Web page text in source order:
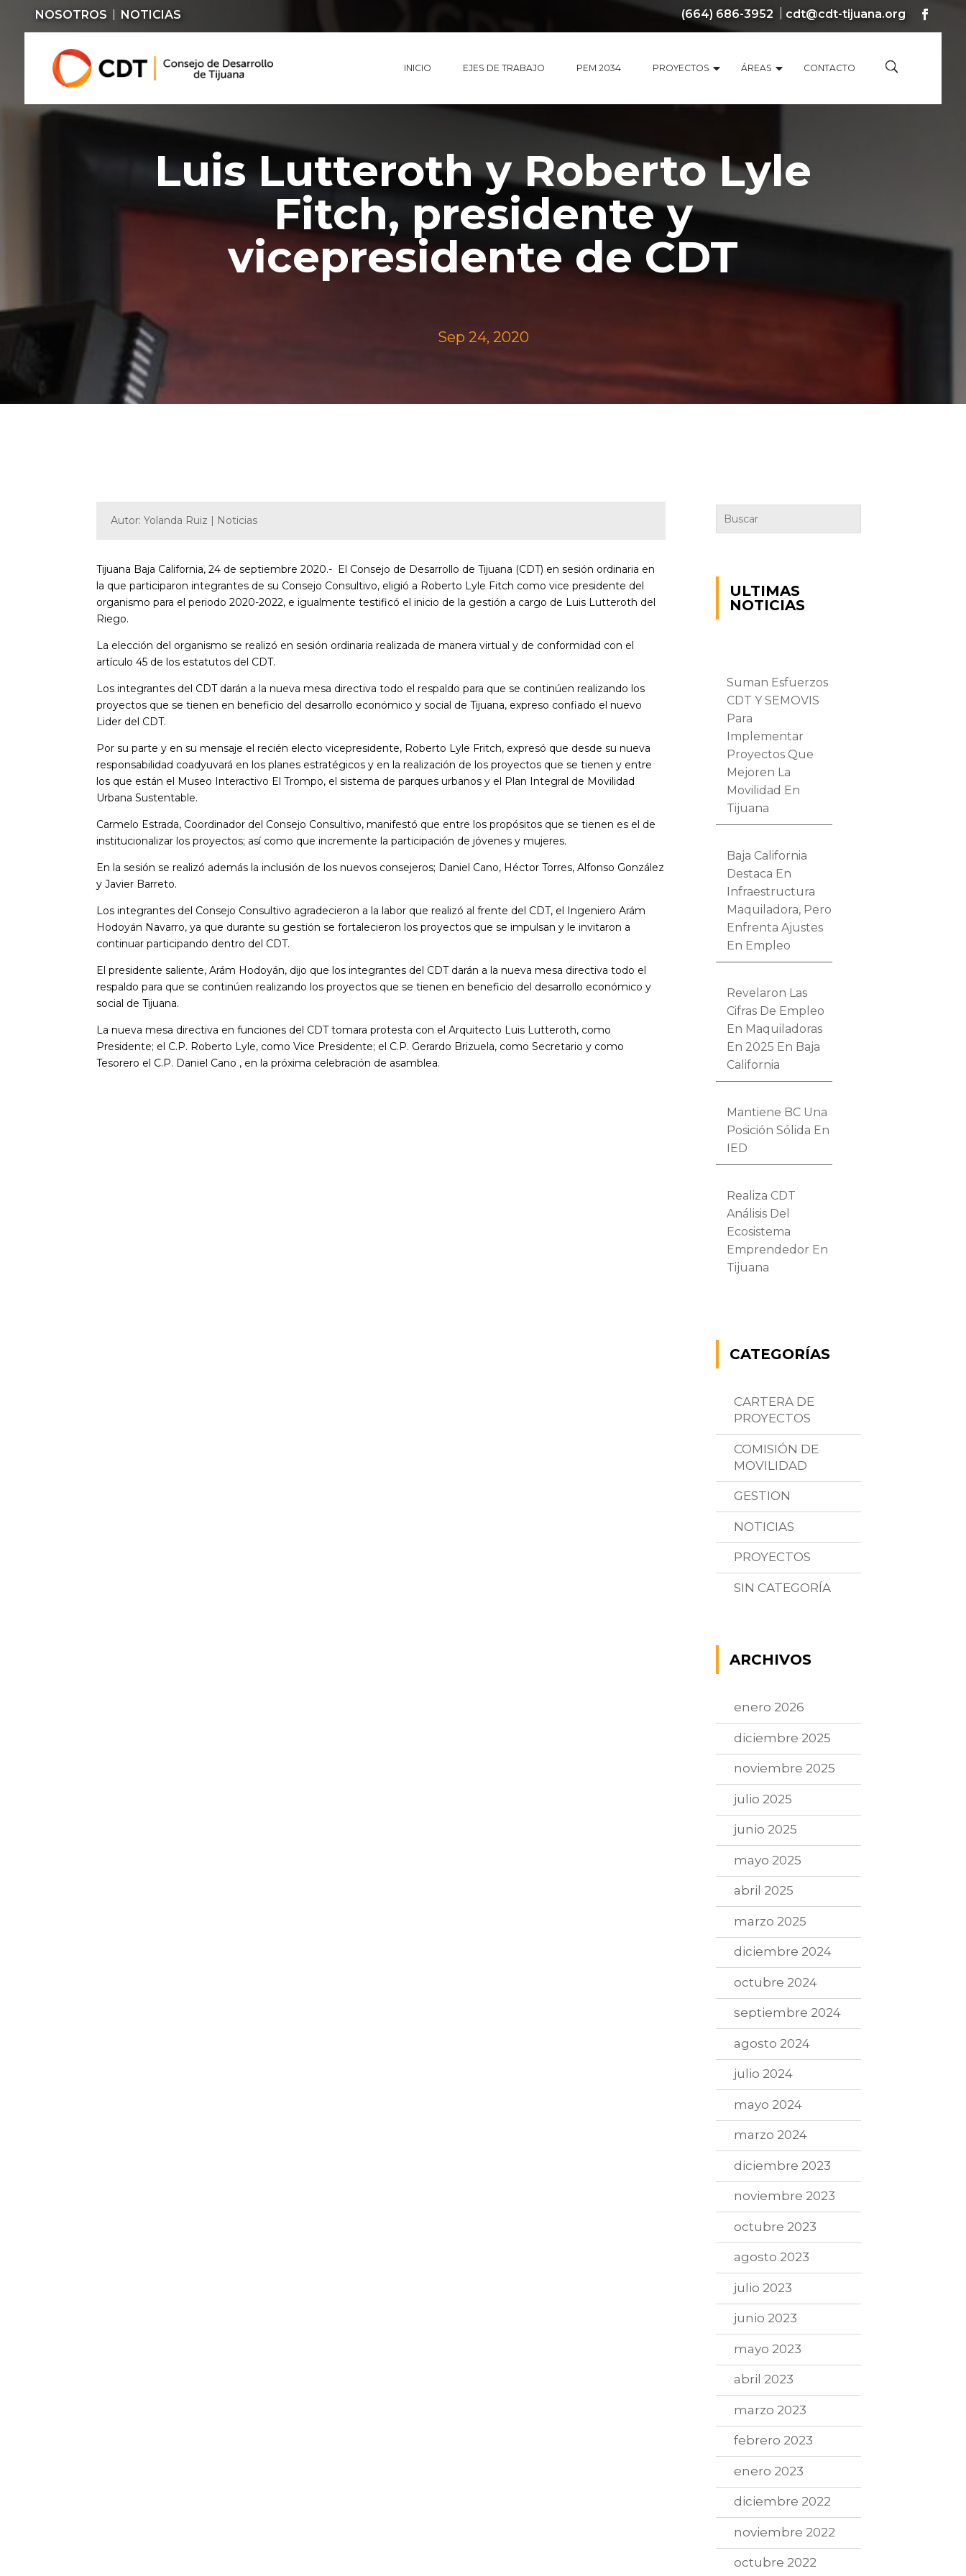
(664) 686-3952 cdt@cdt-tijuana.org
NOSOTROS NOTICIAS
INICIO EJES DE TRABAJO PEM 2034 PROYECTOS ÁREAS CONTACTO
Luis Lutteroth y Roberto Lyle
Fitch, presidente y
vicepresidente de CDT
Sep 24, 2020
Autor: Yolanda Ruiz | Noticias
Tijuana Baja California, 24 de septiembre 2020.- El Consejo de Desarrollo de Tijuana (CDT) en sesión ordinaria en
la que participaron integrantes de su Consejo Consultivo, eligió a Roberto Lyle Fitch como vice presidente del
organismo para el periodo 2020-2022, e igualmente testificó el inicio de la gestión a cargo de Luis Lutteroth del
Riego.
La elección del organismo se realizó en sesión ordinaria realizada de manera virtual y de conformidad con el
artículo 45 de los estatutos del CDT.
Los integrantes del CDT darán a la nueva mesa directiva todo el respaldo para que se continúen realizando los
proyectos que se tienen en beneficio del desarrollo económico y social de Tijuana, expreso confiado el nuevo
Lider del CDT.
Por su parte y en su mensaje el recién electo vicepresidente, Roberto Lyle Fritch, expresó que desde su nueva
responsabilidad coadyuvará en los planes estratégicos y en la realización de los proyectos que se tienen y entre
los que están el Museo Interactivo El Trompo, el sistema de parques urbanos y el Plan Integral de Movilidad
Urbana Sustentable.
Carmelo Estrada, Coordinador del Consejo Consultivo, manifestó que entre los propósitos que se tienen es el de
institucionalizar los proyectos; así como que incremente la participación de jóvenes y mujeres.
En la sesión se realizó además la inclusión de los nuevos consejeros; Daniel Cano, Héctor Torres, Alfonso González
y Javier Barreto.
Los integrantes del Consejo Consultivo agradecieron a la labor que realizó al frente del CDT, el Ingeniero Arám
Hodoyán Navarro, ya que durante su gestión se fortalecieron los proyectos que se impulsan y le invitaron a
continuar participando dentro del CDT.
El presidente saliente, Arám Hodoyán, dijo que los integrantes del CDT darán a la nueva mesa directiva todo el
respaldo para que se continúen realizando los proyectos que se tienen en beneficio del desarrollo económico y
social de Tijuana.
La nueva mesa directiva en funciones del CDT tomara protesta con el Arquitecto Luis Lutteroth, como
Presidente; el C.P. Roberto Lyle, como Vice Presidente; el C.P. Gerardo Brizuela, como Secretario y como
Tesorero el C.P. Daniel Cano , en la próxima celebración de asamblea.
ULTIMAS
NOTICIAS
Suman Esfuerzos
CDT Y SEMOVIS
Para
Implementar
Proyectos Que
Mejoren La
Movilidad En
Tijuana
Baja California
Destaca En
Infraestructura
Maquiladora, Pero
Enfrenta Ajustes
En Empleo
Revelaron Las
Cifras De Empleo
En Maquiladoras
En 2025 En Baja
California
Mantiene BC Una
Posición Sólida En
IED
Realiza CDT
Análisis Del
Ecosistema
Emprendedor En
Tijuana
CATEGORÍAS
CARTERA DE
PROYECTOS
COMISIÓN DE
MOVILIDAD
GESTION
NOTICIAS
PROYECTOS
SIN CATEGORÍA
ARCHIVOS
enero 2026
diciembre 2025
noviembre 2025
julio 2025
junio 2025
mayo 2025
abril 2025
marzo 2025
diciembre 2024
octubre 2024
septiembre 2024
agosto 2024
julio 2024
mayo 2024
marzo 2024
diciembre 2023
noviembre 2023
octubre 2023
agosto 2023
julio 2023
junio 2023
mayo 2023
abril 2023
marzo 2023
febrero 2023
enero 2023
diciembre 2022
noviembre 2022
octubre 2022